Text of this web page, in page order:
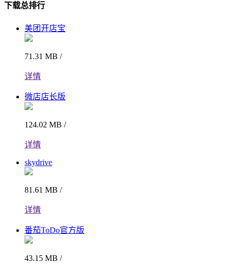
下载总排行
美团开店宝
71.31 MB /
详情
微店店长版
124.02 MB /
详情
skydrive
81.61 MB /
详情
番茄ToDo官方版
43.15 MB /